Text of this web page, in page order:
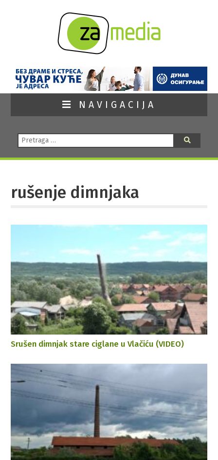
NAVIGACIJA
Pretraga:
rušenje dimnjaka
Srušen dimnjak stare ciglane u Vlačiću (VIDEO)